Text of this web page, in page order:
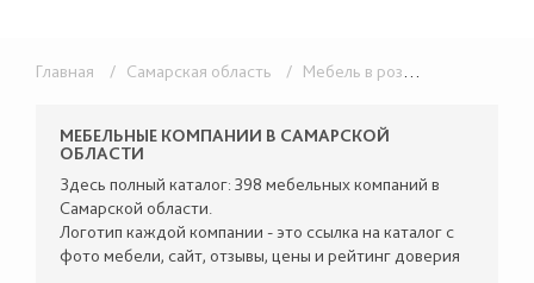
Главная / Самарская область / Мебель в розницу
МЕБЕЛЬНЫЕ КОМПАНИИ В САМАРСКОЙ
ОБЛАСТИ
Здесь полный каталог: 398 мебельных компаний в
Самарской области.
Логотип каждой компании - это ссылка на каталог с
фото мебели, сайт, отзывы, цены и рейтинг доверия